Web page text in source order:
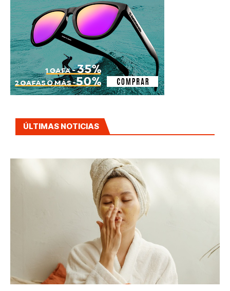
ÚLTIMAS NOTICIAS